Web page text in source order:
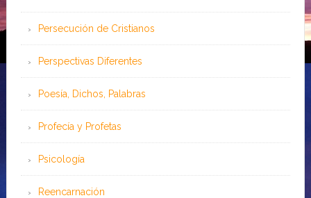
Persecución de Cristianos
Perspectivas Diferentes
Poesía, Dichos, Palabras
Profecía y Profetas
Psicología
Reencarnación